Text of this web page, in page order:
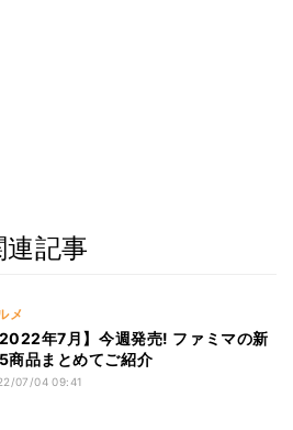
記事
メ
2022年7月】今週発売! ファミマの新
商品まとめてご紹介
07/04 09:41